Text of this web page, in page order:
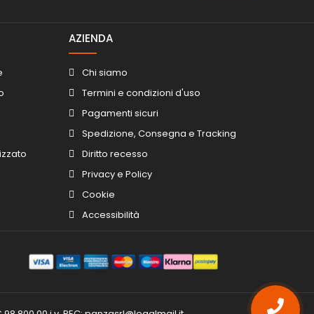
AZIENDA
Chi siamo
Termini e condizioni d'uso
Pagamenti sicuri
Spedizione, Consegna e Tracking
Diritto recesso
Privacy e Policy
Cookie
Accessibilità